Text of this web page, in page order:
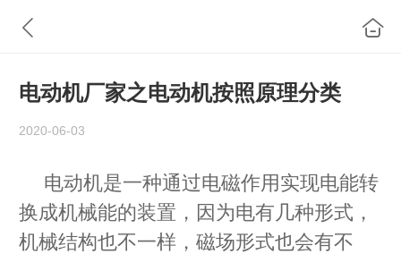
电动机厂家之电动机按照原理分类
2020-06-03
电动机是一种通过电磁作用实现电能转
换成机械能的装置，因为电有几种形式，
机械结构也不一样，磁场形式也会有不